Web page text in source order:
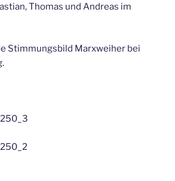
Thomas und Andreas im
Stimmungsbild Marxweiher bei